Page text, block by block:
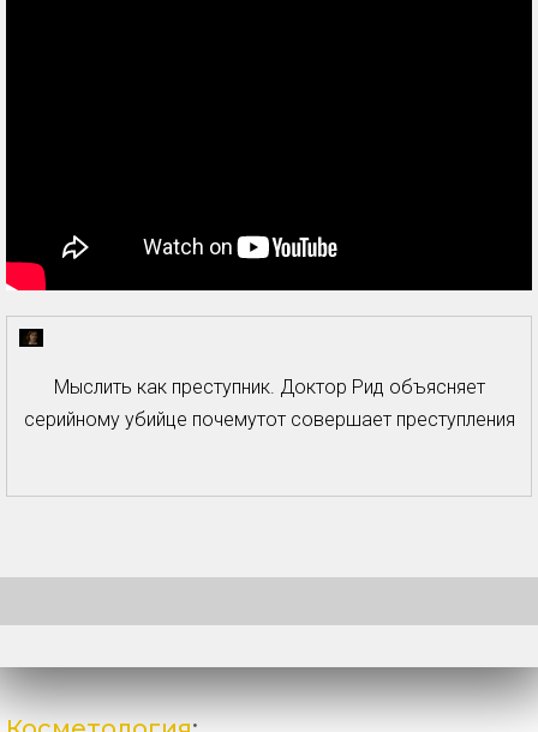
Мыслить как преступник. Доктор Рид объясняет
серийному убийце почемутот совершает преступления